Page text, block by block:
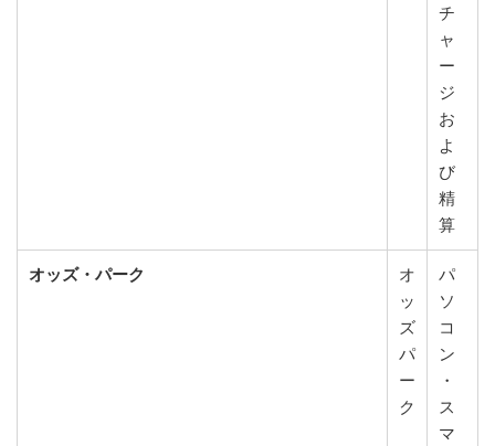
チ
ャ
ー
ジ
お
よ
び
精
算
オッズ・パーク
オ
ッ
ズ
パ
ー
ク
パ
ソ
コ
ン
・
ス
マ